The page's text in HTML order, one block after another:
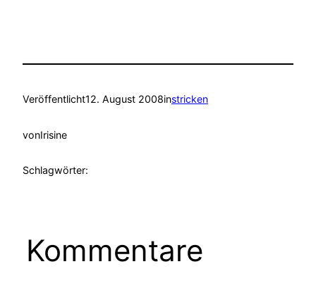
Veröffentlicht12. August 2008instricken
vonIrisine
Schlagwörter:
Kommentare